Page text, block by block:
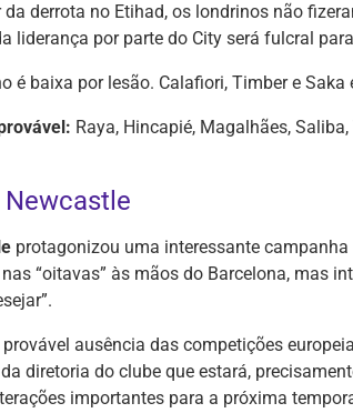
da derrota no Etihad, os londrinos não
liderança por parte do City será fulcral
é baixa por lesão. Calafiori, Timber e Saka
Raya, Hincapié, Magalhães,
protagonizou uma interessante
“oitavas” às mãos do Barcelona, mas
ausência das competições
diretoria do clube que estará,
importantes para a próxima